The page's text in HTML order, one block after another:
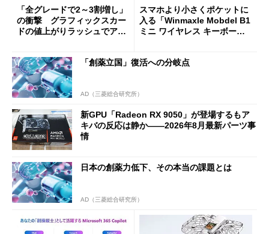
「全グレードで2～3割増し」
の衝撃 グラフィックスカー
ドの値上がりラッシュでアキ
スマホより小さくポケットに
入る「Winmaxle Mobdel B1
ミニ ワイヤレス キーボー
「創薬立国」復活への分岐点
AD（三菱総合研究所）
新GPU「Radeon RX 9050」が登場するもア
キバの反応は静か――2026年8月最新パーツ事
情
日本の創薬力低下、その本当の課題とは
AD（三菱総合研究所）